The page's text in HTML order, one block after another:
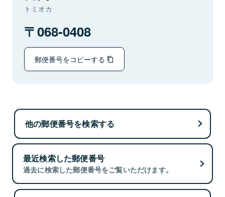
トミオカ
068-0408
郵便番号をコピーする
他の郵便番号を検索する
最近検索した郵便番号
過去に検索した郵便番号をご覧いただけます。